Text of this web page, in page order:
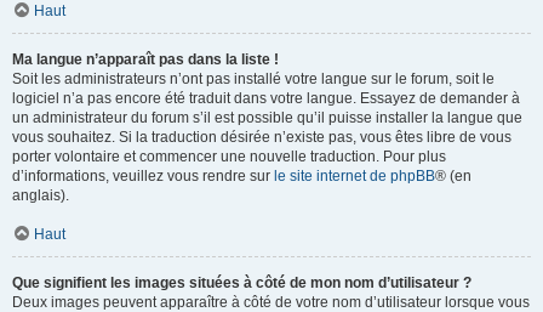
Haut
Ma langue n’apparaît pas dans la liste !
Soit les administrateurs n’ont pas installé votre langue sur le forum, soit le
logiciel n’a pas encore été traduit dans votre langue. Essayez de demander à
un administrateur du forum s’il est possible qu’il puisse installer la langue que
vous souhaitez. Si la traduction désirée n’existe pas, vous êtes libre de vous
porter volontaire et commencer une nouvelle traduction. Pour plus
d’informations, veuillez vous rendre sur le site internet de phpBB® (en
anglais).
Haut
Que signifient les images situées à côté de mon nom d’utilisateur ?
Deux images peuvent apparaître à côté de votre nom d’utilisateur lorsque vous